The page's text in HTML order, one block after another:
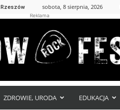
Rzeszów sobota, 8 sierpnia, 2026
Reklama
ZDROWIE, URODA EDUKACJA